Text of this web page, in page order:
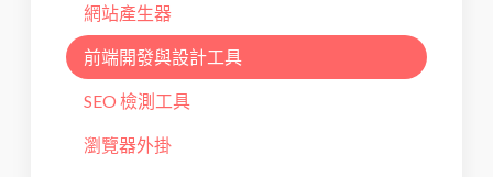
網站產生器
前端開發與設計工具
SEO 檢測工具
瀏覽器外掛